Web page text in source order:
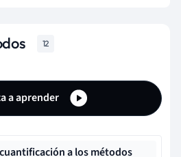
12
a aprender
a los métodos